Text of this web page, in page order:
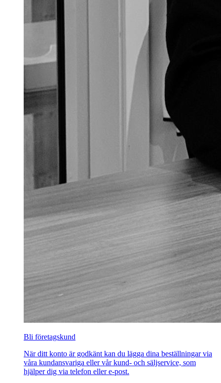
Bli företagskund
När ditt konto är godkänt kan du lägga dina beställningar via
våra kundansvariga eller vår kund- och säljservice, som
hjälper dig via telefon eller e-post.